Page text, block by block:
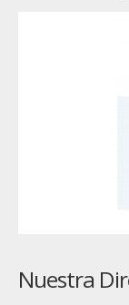
Nuestra